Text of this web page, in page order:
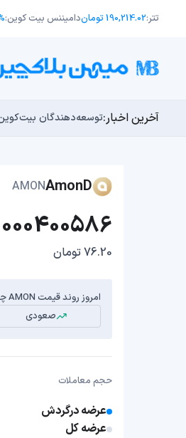
تتر:190,214.02 تومان دامیننس بیت کوین:
آخرین اخبار:توسعه‌دهندگان بیت‌کوین ۸۵ باگ بحرانی را در یک وضعیت «فوق‌العاده بد» شناسایی
اوج‌گیری طلا با تقاضای چین؛ چرا
بدترین نمودار برای
انتقال ۶۶ میلیون دلاری بیت کوین توسط مایکرواستراتژی؛ آیا فشار فروش جدیدی در راه است؟
یک نقشه راه کوانتومی،
AmonD
AMON
76.20 تومان
امروز روند قیمت AMON چگونه خواهد بود؟
صعودی
حجم معاملات
عرضه درگردش
عرضه کل